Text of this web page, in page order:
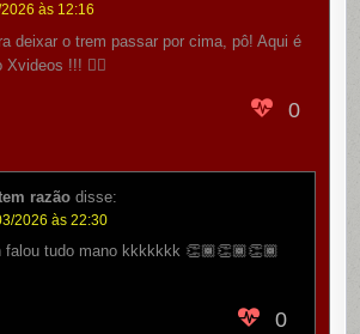
às 12:16
deixar o trem passar por cima, pô! Aqui é
!!! 😮‍💨
0
razão disse:
2026 às 22:30
falou tudo mano kkkkkkk 👏🏾👏🏾👏🏾
0